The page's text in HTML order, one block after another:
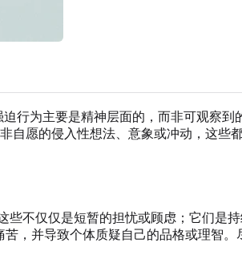
行为主要是精神层面的，而非可观察
自愿的侵入性想法、意象或冲动，这些
些不仅仅是短暂的担忧或顾虑；它们是
，并导致个体质疑自己的品格或理智